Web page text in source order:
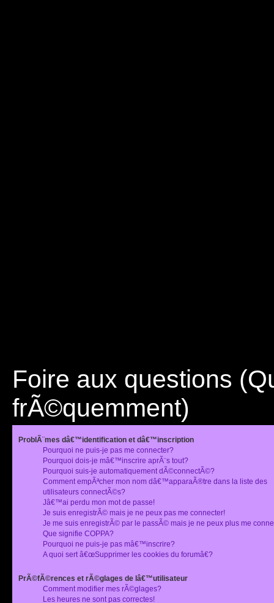
Foire aux questions
frÃ©quemment)
ProblÃ¨mes dâ€™identification et dâ€™inscription
Pourquoi ne puis-je pas me connecter?
Pourquoi dois-je mâ€™inscrire aprÃ¨s tout?
Pourquoi suis-je automatiquement dÃ©connectÃ©?
Comment empÃªcher mon nom dâ€™apparaÃ®tre dans la liste des
utilisateurs connectÃ©s?
Jâ€™ai perdu mon mot de passe!
Je suis enregistrÃ© mais je ne peux pas me connecter!
Je me suis enregistrÃ© par le passÃ© mais je ne peux plus me
Que signifie COPPA?
Pourquoi ne puis-je pas mâ€™inscrire?
A quoi sert â€œSupprimer les cookies du forumâ€?
PrÃ©fÃ©rences et rÃ©glages de lâ€™utilisateur
Comment modifier mes rÃ©glages?
Les heures ne sont pas correctes!